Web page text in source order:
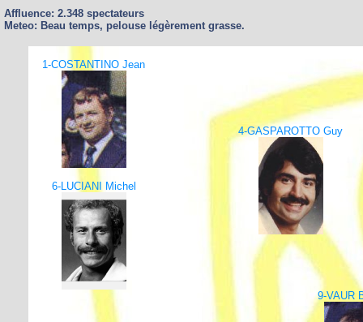
Affluence: 2.348 spectateurs
Meteo: Beau temps, pelouse légèrement grasse.
1-COSTANTINO Jean
4-GASPAROTTO Guy
6-LUCIANI Michel
9-VAUR